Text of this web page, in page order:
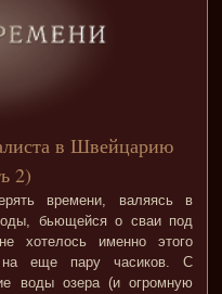
в Швейцарию
2)
времени, валяясь в
бьющейся о сваи под
хотелось именно этого
на еще пару часиков. С
воды озера (и огромную